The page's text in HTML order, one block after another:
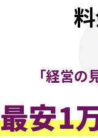
「経営の
最安1